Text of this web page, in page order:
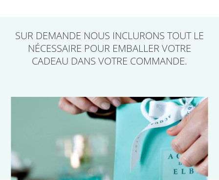
SUR DEMANDE NOUS INCLURONS TOUT LE
NÉCESSAIRE POUR EMBALLER VOTRE
CADEAU DANS VOTRE COMMANDE.